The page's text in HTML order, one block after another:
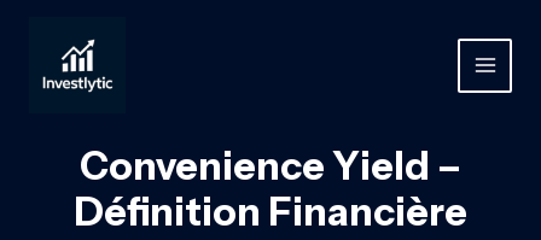
contenu
MAIN
Convenience Yield –
Définition Financière